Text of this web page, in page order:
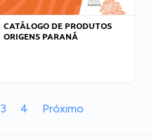
CATÁLOGO DE PRODUTOS
ORIGENS PARANÁ
3 4 Próximo